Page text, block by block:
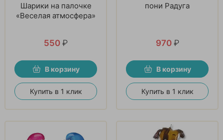
Шарики на палочке
«Веселая атмосфера»
550 ₽
В корзину
Купить в 1 клик
пони Радуга
970 ₽
В корзину
Купить в 1 клик